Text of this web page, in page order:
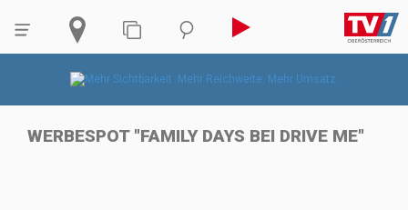
WERBESPOT "FAMILY DAYS BEI DRIVE ME"